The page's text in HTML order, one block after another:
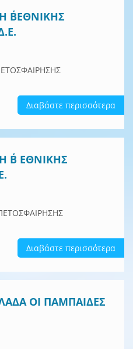
Β΄ΕΘΝΙΚΗΣ
ΠΕΤΟΣΦΑΙΡΗΣΗΣ
Διαβάστε περισσότερα
Β΄ ΕΘΝΙΚΗΣ
ΠΕΤΟΣΦΑΙΡΗΣΗΣ
Διαβάστε περισσότερα
ΟΙ ΠΑΜΠΑΙΔΕΣ